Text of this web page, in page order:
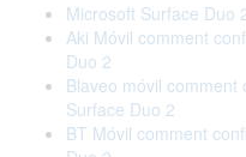
Microsoft Surface Duo
Aki Móvil comment
Duo 2
Blaveo móvil comment
Surface Duo 2
BT Móvil comment